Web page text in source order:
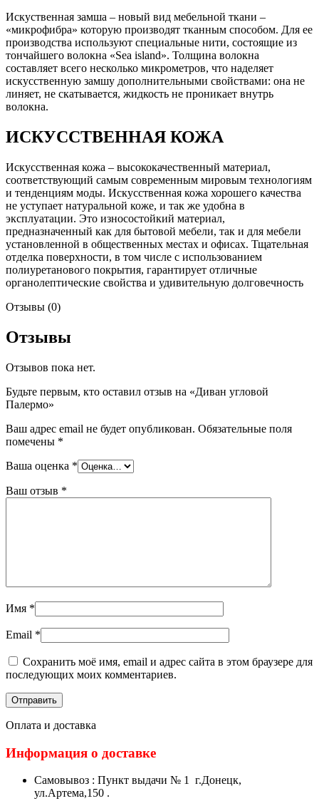
Искуственная замша – новый вид мебельной ткани –
«микрофибра» которую производят тканным способом. Для ее
производства используют специальные нити, состоящие из
тончайшего волокна «Sea island». Толщина волокна
составляет всего несколько микрометров, что наделяет
искусственную замшу дополнительными свойствами: она не
линяет, не скатывается, жидкость не проникает внутрь
волокна.
ИСКУССТВЕННАЯ КОЖА
Искусственная кожа – высококачественный материал,
соответствующий самым современным мировым технологиям
и тенденциям моды. Искусственная кожа хорошего качества
не уступает натуральной коже, и так же удобна в
эксплуатации. Это износостойкий материал,
предназначенный как для бытовой мебели, так и для мебели
установленной в общественных местах и офисах. Тщательная
отделка поверхности, в том числе с использованием
полиуретанового покрытия, гарантирует отличные
органолептические свойства и удивительную долговечность
Отзывы (0)
Отзывы
Отзывов пока нет.
Будьте первым, кто оставил отзыв на «Диван угловой
Палермо»
Ваш адрес email не будет опубликован. Обязательные поля
помечены *
Ваша оценка *
Ваш отзыв *
Имя *
Email *
Сохранить моё имя, email и адрес сайта в этом браузере для
последующих моих комментариев.
Оплата и доставка
Информация о доставке
Самовывоз : Пункт выдачи № 1 г.Донецк,
ул.Артема,150 .